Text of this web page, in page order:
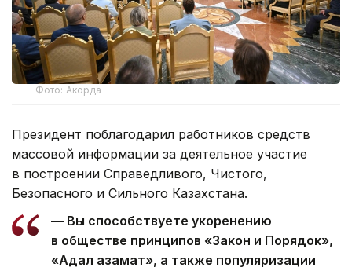
Фото: Акорда
Президент поблагодарил работников средств
массовой информации за деятельное участие
в построении Справедливого, Чистого,
Безопасного и Сильного Казахстана.
— Вы способствуете укоренению
в обществе принципов «Закон и Порядок»,
«Адал азамат», а также популяризации